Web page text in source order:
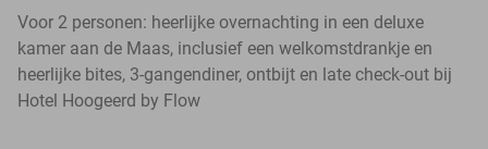
Voor 2 personen: heerlijke overnachting in een deluxe
kamer aan de Maas, inclusief een welkomstdrankje en
heerlijke bites, 3-gangendiner, ontbijt en late check-out bij
Hotel Hoogeerd by Flow